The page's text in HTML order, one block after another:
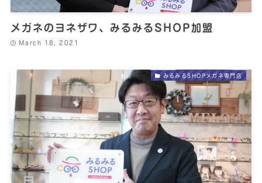
メガネのヨネザワ、みるみるSHOP加盟
March 18, 2021
みるみるSHOPメガネ専門店